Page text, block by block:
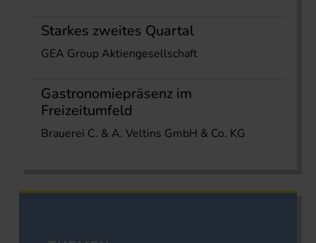
Starkes zweites Quartal
GEA Group Aktiengesellschaft
Gastronomiepräsenz im
Freizeitumfeld
Brauerei C. & A. Veltins GmbH & Co. KG